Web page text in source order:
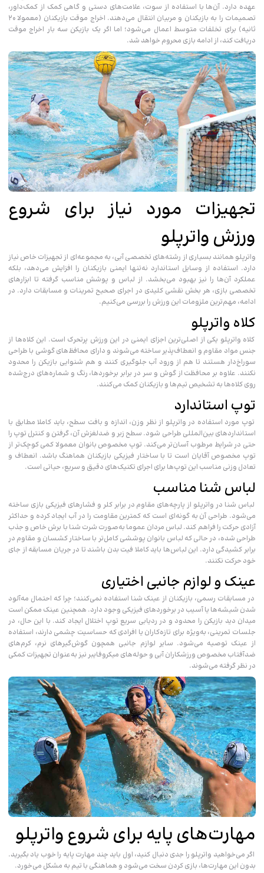
عهده دارد. آن‌ها با استفاده از سوت، علامت‌های دستی و گاهی کمک از کمک‌داور،
تصمیمات را به بازیکنان و مربیان انتقال می‌دهند. اخراج موقت بازیکنان (معمولا ۲۰
ثانیه) برای تخلفات متوسط اعمال می‌شود؛ اما اگر یک بازیکن سه بار اخراج موقت
دریافت کند، از ادامه بازی محروم خواهد شد.
تجهیزات مورد نیاز برای شروع
ورزش واترپلو
واترپلو همانند بسیاری از رشته‌های تخصصی آبی، به مجموعه‌ای از تجهیزات خاص نیاز
دارد. استفاده از وسایل استاندارد نه‌تنها ایمنی بازیکنان را افزایش می‌دهد، بلکه
عملکرد آن‌ها را نیز بهبود می‌بخشد. از لباس و پوشش مناسب گرفته تا ابزارهای
تخصصی بازی، هر بخش نقشی کلیدی در اجرای صحیح تمرینات و مسابقات دارد. در
ادامه، مهم‌ترین ملزومات این ورزش را بررسی می‌کنیم.
کلاه واترپلو
کلاه واترپلو یکی از اصلی‌ترین اجزای ایمنی در این ورزش پرتحرک است. این کلاه‌ها از
جنس مواد مقاوم و انعطاف‌پذیر ساخته می‌شوند و دارای محافظ‌های گوشی با طراحی
سوراخ‌دار هستند تا هم از ورود آب جلوگیری کنند و هم شنوایی بازیکن را محدود
نکنند. علاوه بر محافظت از گوش و سر در برابر برخوردها، رنگ و شماره‌های درج‌شده
روی کلاه‌ها به تشخیص تیم‌ها و بازیکنان کمک می‌کنند.
توپ استاندارد
توپ مورد استفاده در واترپلو از نظر وزن، اندازه و بافت سطح، باید کاملا مطابق با
استانداردهای بین‌المللی طراحی شود. سطح زبر و ضدلغزش آن، گرفتن و کنترل توپ را
حتی در شرایط مرطوب آسان‌تر می‌کند. توپ مخصوص بانوان معمولا کمی کوچک‌تر از
توپ مخصوص آقایان است تا با ساختار فیزیکی بازیکنان هماهنگ باشد. انعطاف و
تعادل وزنی مناسب این توپ‌ها برای اجرای تکنیک‌های دقیق و سریع، حیاتی است.
لباس شنا مناسب
لباس شنا در واترپلو از پارچه‌های مقاوم در برابر کلر و فشارهای فیزیکی بازی ساخته
می‌شود. طراحی آن به گونه‌ای است که کمترین مقاومت را در آب ایجاد کرده و حداکثر
آزادی حرکت را فراهم کند. لباس مردان عموما به‌صورت شرت شنا با برش خاص و جذب
طراحی شده، در حالی که لباس بانوان پوششی کامل‌تر با ساختار کشسان و مقاوم در
برابر کشیدگی دارد. این لباس‌ها باید کاملا فیت بدن باشند تا در جریان مسابقه از جای
خود حرکت نکنند.
عینک و لوازم جانبی اختیاری
در مسابقات رسمی، بازیکنان از عینک شنا استفاده نمی‌کنند؛ چرا که احتمال مه‌آلود
شدن شیشه‌ها یا آسیب در برخوردهای فیزیکی وجود دارد. همچنین عینک ممکن است
میدان دید بازیکن را محدود و در ردیابی سریع توپ اختلال ایجاد کند. با این حال، در
جلسات تمرینی، به‌ویژه برای تازه‌کاران یا افرادی که حساسیت چشمی دارند، استفاده
از عینک توصیه می‌شود. سایر لوازم جانبی همچون گوش‌گیرهای نرم، کرم‌های
ضدآفتاب مخصوص ورزشکاران آبی و حوله‌های میکروفایبر نیز به‌عنوان تجهیزات کمکی
در نظر گرفته می‌شوند.
مهارت‌های پایه برای شروع واترپلو
اگر می‌خواهید واترپلو را جدی دنبال کنید، اول باید چند مهارت پایه را خوب یاد بگیرید.
بدون این مهارت‌ها، بازی کردن سخت می‌شود و هماهنگی با تیم به مشکل می‌خورد.